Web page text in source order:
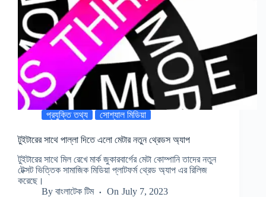
প্রযুক্তি তথ্য সোশ্যাল মিডিয়া
টুইটারের সাথে পাল্লা দিতে এলো মেটার নতুন থ্রেডস অ্যাপ
টুইটারের সাথে মিল রেখে মার্ক জুকারবার্গের মেটা কোম্পানি তাদের নতুন
টেক্সট ভিত্তিক সামাজিক মিডিয়া প্লাটফর্ম থ্রেড অ্যাপ এর রিলিজ
করেছে।
By বাংলাটেক টিম On July 7, 2023